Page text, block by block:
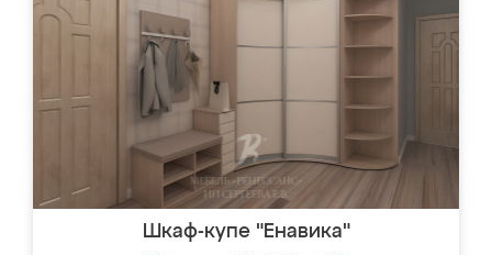
Шкаф-купе "Енавика"